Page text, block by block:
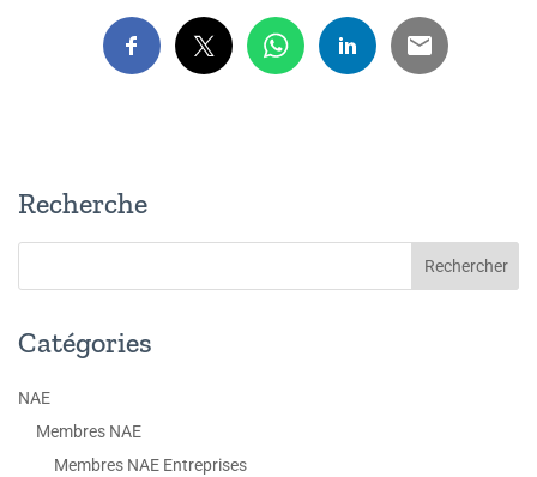
Recherche
Catégories
NAE
Membres NAE
Membres NAE Entreprises